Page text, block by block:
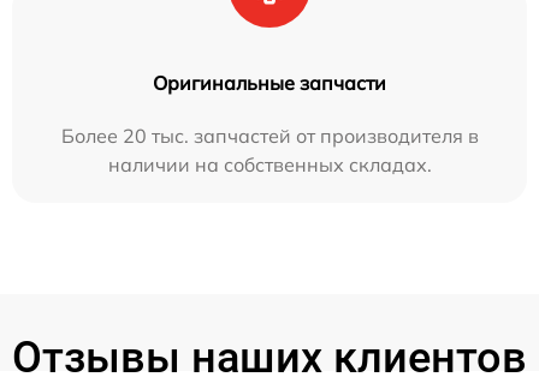
Оригинальные запчасти
Более 20 тыс. запчастей от производителя в
наличии на собственных складах.
Отзывы наших клиентов